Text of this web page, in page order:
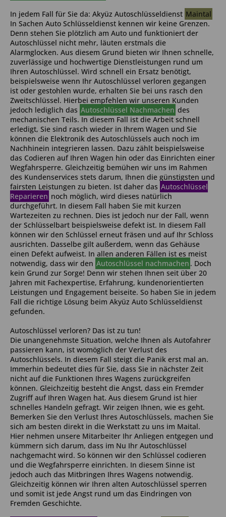
In jedem Fall für Sie da: Akyüz Autoschlüsseldienst Maintal
In Sachen Auto Schlüsseldienst kennen wir keine Grenzen.
Denn stehen Sie plötzlich am Auto und funktioniert der
Autoschlüssel nicht mehr, läuten erstmals die
Alarmglocken. Aus diesem Grund bieten wir Ihnen schnelle,
zuverlässige und hochwertige Dienstleistungen rund um
Ihren Autoschlüssel. Wird schnell ein Ersatz benötigt,
beispielsweise wenn Ihr Autoschlüssel verloren gegangen
ist oder gestohlen wurde, erhalten Sie bei uns rasch den
Zweitschlüssel. Hierbei empfehlen wir unseren Kunden
jedoch lediglich das Autoschlüssel Nachmachen des
mechanischen Teils. In diesem Fall ist die Arbeit schnell
erledigt, Sie sind rasch wieder in Ihrem Wagen und Sie
können die Elektronik des Autoschlüssels auch noch im
Nachhinein integrieren lassen. Dazu zählt beispielsweise
das Codieren auf Ihren Wagen hin oder das Einrichten einer
Wegfahrsperre. Gleichzeitig bemühen wir uns im Rahmen
des Kundenservices stets darum, Ihnen die günstigsten und
fairsten Leistungen zu bieten. Ist daher das Autoschlüssel
Reparieren noch möglich, wird dieses natürlich
durchgeführt. In diesem Fall haben Sie mit kurzen
Wartezeiten zu rechnen. Dies ist jedoch nur der Fall, wenn
der Schlüsselbart beispielsweise defekt ist. In diesem Fall
können wir den Schlüssel erneut fräsen und auf Ihr Schloss
ausrichten. Dasselbe gilt außerdem, wenn das Gehäuse
einen Defekt aufweist. In allen anderen Fällen ist es meist
notwendig, dass wir den Autoschlüssel nachmachen . Doch
kein Grund zur Sorge! Denn wir stehen Ihnen seit über 20
Jahren mit Fachexpertise, Erfahrung, kundenorientierten
Leistungen und Engagement beiseite. So haben Sie in jedem
Fall die richtige Lösung beim Akyüz Auto Schlüsseldienst
gefunden.
Autoschlüssel verloren? Das ist zu tun!
Die unangenehmste Situation, welche Ihnen als Autofahrer
passieren kann, ist womöglich der Verlust des
Autoschlüssels. In diesem Fall steigt die Panik erst mal an.
Immerhin bedeutet dies für Sie, dass Sie in nächster Zeit
nicht auf die Funktionen Ihres Wagens zurückgreifen
können. Gleichzeitig besteht die Angst, dass ein Fremder
Zugriff auf Ihren Wagen hat. Aus diesem Grund ist hier
schnelles Handeln gefragt. Wir zeigen Ihnen, wie es geht.
Bemerken Sie den Verlust Ihres Autoschlüssels, machen Sie
sich am besten direkt in die Werkstatt zu uns im Maital.
Hier nehmen unsere Mitarbeiter Ihr Anliegen entgegen und
kümmern sich darum, dass im Nu Ihr Autoschlüssel
nachgemacht wird. So können wir den Schlüssel codieren
und die Wegfahrsperre einrichten. In diesem Sinne ist
jedoch auch das Mitbringen Ihres Wagens notwendig.
Gleichzeitig können wir Ihren alten Autoschlüssel sperren
und somit ist jede Angst rund um das Eindringen von
Fremden Geschichte.